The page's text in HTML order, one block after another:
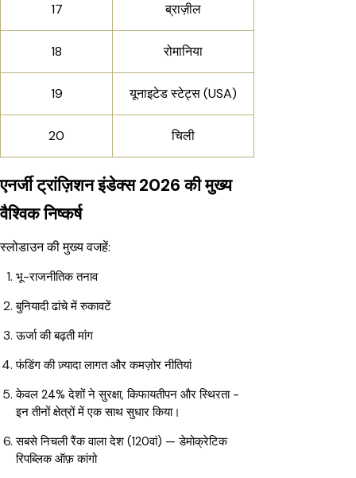
17 ब्राज़ील
18 रोमानिया
19 यूनाइटेड स्टेट्स (USA)
20 चिली
एनर्जी ट्रांज़िशन इंडेक्स 2026 की मुख्य
वैश्विक निष्कर्ष
स्लोडाउन की मुख्य वजहें:
भू-राजनीतिक तनाव
बुनियादी ढांचे में रुकावटें
ऊर्जा की बढ़ती मांग
फंडिंग की ज़्यादा लागत और कमज़ोर नीतियां
केवल 24% देशों ने सुरक्षा, किफायतीपन और स्थिरता -
इन तीनों क्षेत्रों में एक साथ सुधार किया।
सबसे निचली रैंक वाला देश (120वां) — डेमोक्रेटिक
रिपब्लिक ऑफ़ कांगो